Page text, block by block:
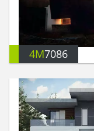
4M7086